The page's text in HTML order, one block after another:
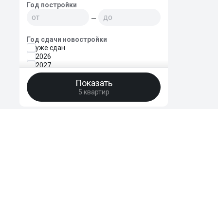
Год постройки
—
Год сдачи новостройки
уже сдан
2026
2027
2028
2030 и позднее
Показать
5 квартир